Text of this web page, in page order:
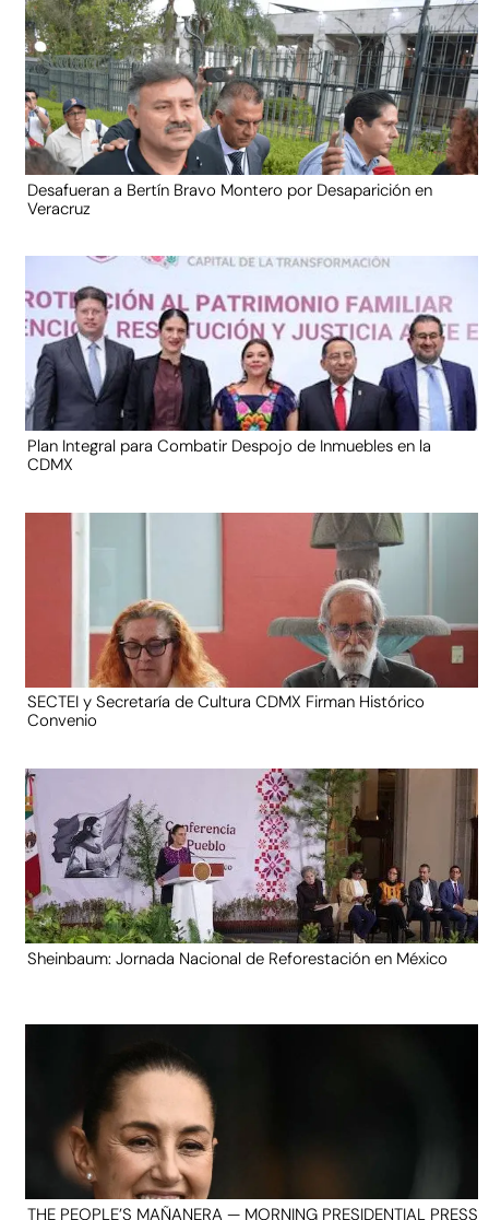
Desafueran a Bertín Bravo Montero por Desaparición en
Veracruz
Plan Integral para Combatir Despojo de Inmuebles en la
CDMX
SECTEI y Secretaría de Cultura CDMX Firman Histórico
Convenio
Sheinbaum: Jornada Nacional de Reforestación en México
THE PEOPLE’S MAÑANERA — MORNING PRESIDENTIAL PRESS